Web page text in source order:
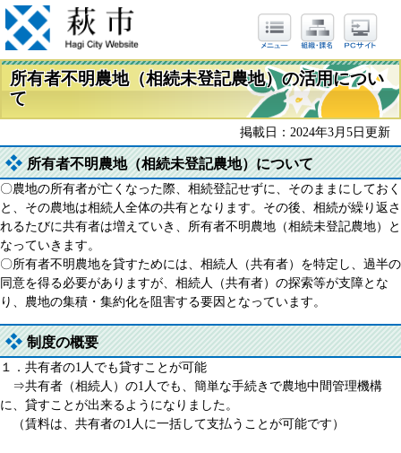
所有者不明農地（相続未登記農地）の活用につい
て
掲載日：2024年3月5日更新
所有者不明農地（相続未登記農地）について
〇農地の所有者が亡くなった際、相続登記せずに、そのままにしておく
と、その農地は相続人全体の共有となります。その後、相続が繰り返さ
れるたびに共有者は増えていき、所有者不明農地（相続未登記農地）と
なっていきます。
〇所有者不明農地を貸すためには、相続人（共有者）を特定し、過半の
同意を得る必要がありますが、相続人（共有者）の探索等が支障とな
り、農地の集積・集約化を阻害する要因となっています。
制度の概要
１．共有者の1人でも貸すことが可能
⇒共有者（相続人）の1人でも、簡単な手続きで農地中間管理機構
に、貸すことが出来るようになりました。
（賃料は、共有者の1人に一括して支払うことが可能です）